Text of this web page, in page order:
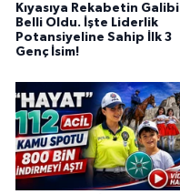
Kıyasıya Rekabetin Galibi
Belli Oldu. İşte Liderlik
Potansiyeline Sahip İlk 3
Genç İsim!